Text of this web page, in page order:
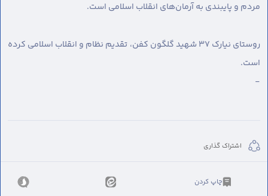
مردم و پایبندی به آرمان‌های انقلاب اسلامی است.
روستای نیارک ۳۷ شهید گلگون کفن، تقدیم نظام و انقلاب اسلامی کرده
است.
-
اشتراک گذاری
چاپ کردن